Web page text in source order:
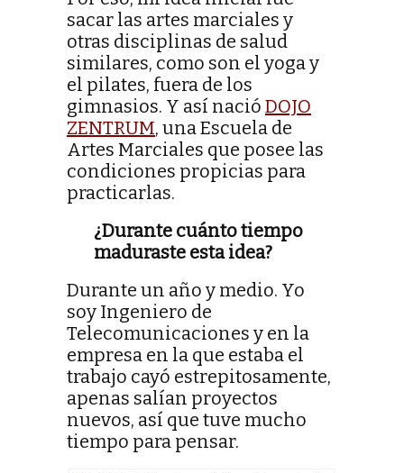
sacar las artes marciales y
otras disciplinas de salud
similares, como son el yoga y
el pilates, fuera de los
gimnasios. Y así nació DOJO
ZENTRUM, una Escuela de
Artes Marciales que posee las
condiciones propicias para
practicarlas.
¿Durante cuánto tiempo
maduraste esta idea?
Durante un año y medio. Yo
soy Ingeniero de
Telecomunicaciones y en la
empresa en la que estaba el
trabajo cayó estrepitosamente,
apenas salían proyectos
nuevos, así que tuve mucho
tiempo para pensar.